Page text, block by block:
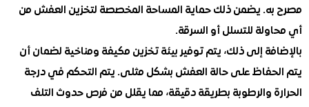
يضمن ذلك حماية المساحة المخصصة لتخزين العفش من
للتسلل أو السرقة.
إلى ذلك، يتم توفير بيئة تخزين مكيفة ومناخية لضمان أن
على حالة العفش بشكل مثلى. يتم التحكم في درجة
والرطوبة بطريقة دقيقة، مما يقلل من فرص حدوث التلف